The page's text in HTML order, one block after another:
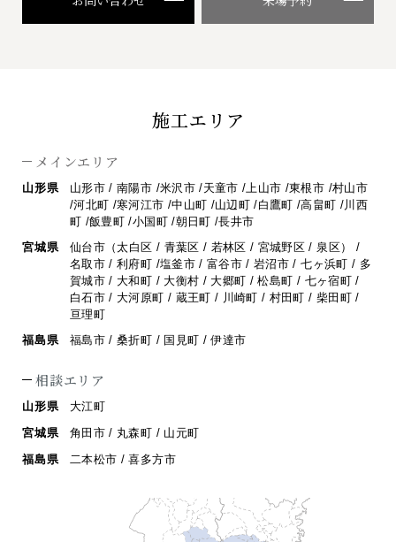
施工エリア
メインエリア
山形県
山形市 / 南陽市 /米沢市 /天童市 /上山市 /東根市 /村山市
/河北町 /寒河江市 /中山町 /山辺町 /白鷹町 /高畠町 /川西
町 /飯豊町 /小国町 /朝日町 /長井市
宮城県
仙台市（太白区 / 青葉区 / 若林区 / 宮城野区 / 泉区） /
名取市 / 利府町 /塩釜市 / 富谷市 / 岩沼市 / 七ヶ浜町 / 多
賀城市 / 大和町 / 大衡村 / 大郷町 /松島町 / 七ヶ宿町 /
白石市 / 大河原町 / 蔵王町 / 川崎町 / 村田町 / 柴田町 /
亘理町
福島県
福島市 / 桑折町 / 国見町 / 伊達市
相談エリア
山形県
大江町
宮城県
角田市 / 丸森町 / 山元町
福島県
二本松市 / 喜多方市